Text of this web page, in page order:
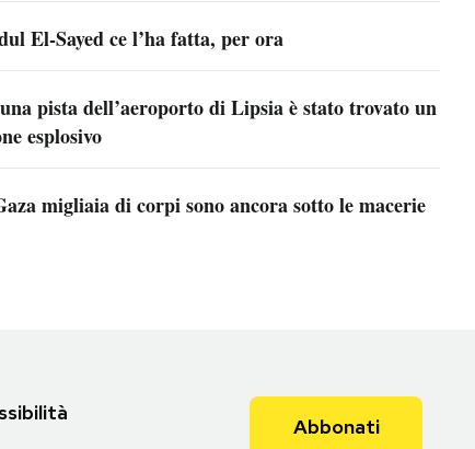
El-Sayed ce l’ha fatta, per ora
pista dell’aeroporto di Lipsia è stato trovato un
esplosivo
migliaia di corpi sono ancora sotto le macerie
Abbonati